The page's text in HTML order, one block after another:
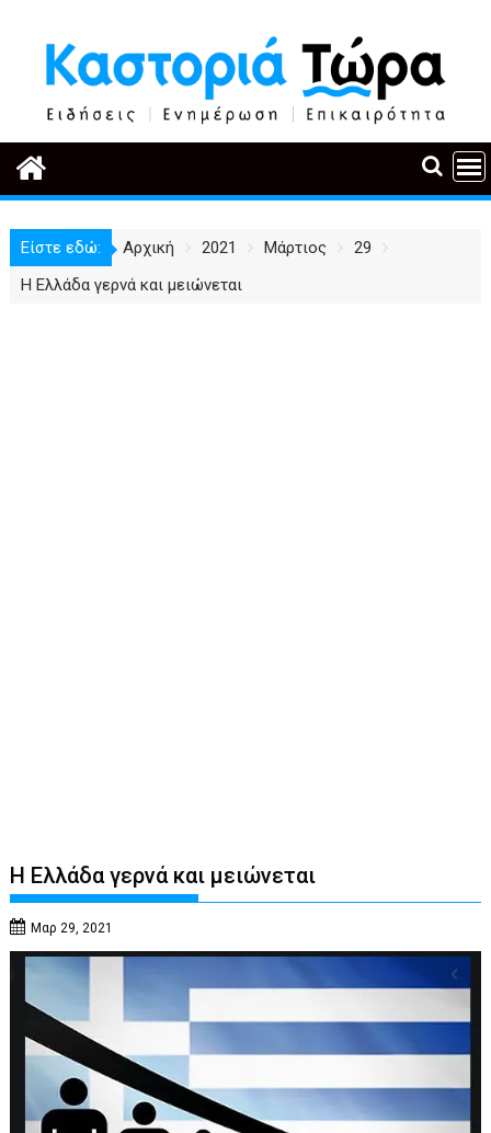
περιεχόμενο
Είστε εδώ: Αρχική 2021 Μάρτιος
29
Η Ελλάδα γερνά και μειώνεται
Η Ελλάδα γερνά και μειώνεται
Μαρ 29, 2021